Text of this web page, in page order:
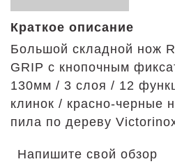
Краткое описание
Большой складной нож
GRIP с кнопочным
130мм / 3 слоя / 12
клинок / красно-черные
пила по дереву
Напишите свой обзор